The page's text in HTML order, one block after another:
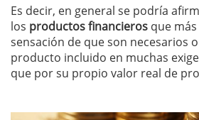
Es decir, en general se podría
los productos financieros que
sensación de que son necesarios
producto incluido en muchas
que por su propio valor real de